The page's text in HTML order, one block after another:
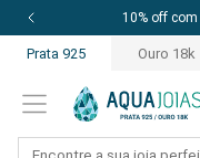
10% off com
Prata 925 Ouro 18k